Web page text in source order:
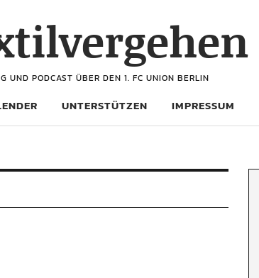
UND PODCAST ÜBER DEN 1. FC UNION BERLIN
UNTERSTÜTZEN IMPRESSUM